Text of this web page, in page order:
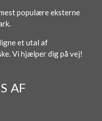
populære eksterne
et utal af
Vi hjælper dig på vej!
AF